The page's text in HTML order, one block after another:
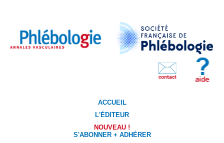
ACCUEIL
L'ÉDITEUR
NOUVEAU !
S'ABONNER + ADHÉRER